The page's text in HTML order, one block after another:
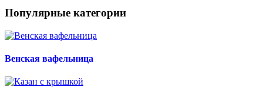
Популярные категории
Венская вафельница